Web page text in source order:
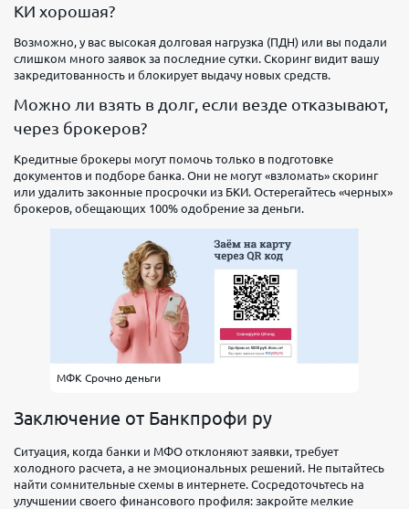
КИ хорошая?
Возможно, у вас высокая долговая нагрузка (ПДН) или вы подали
слишком много заявок за последние сутки. Скоринг видит вашу
закредитованность и блокирует выдачу новых средств.
Можно ли взять в долг, если везде отказывают,
через брокеров?
Кредитные брокеры могут помочь только в подготовке
документов и подборе банка. Они не могут «взломать» скоринг
или удалить законные просрочки из БКИ. Остерегайтесь «черных»
брокеров, обещающих 100% одобрение за деньги.
МФК Срочно деньги
Заключение от Банкпрофи ру
Ситуация, когда банки и МФО отклоняют заявки, требует
холодного расчета, а не эмоциональных решений. Не пытайтесь
найти сомнительные схемы в интернете. Сосредоточьтесь на
улучшении своего финансового профиля: закройте мелкие